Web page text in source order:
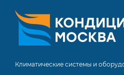
Климатические системы и